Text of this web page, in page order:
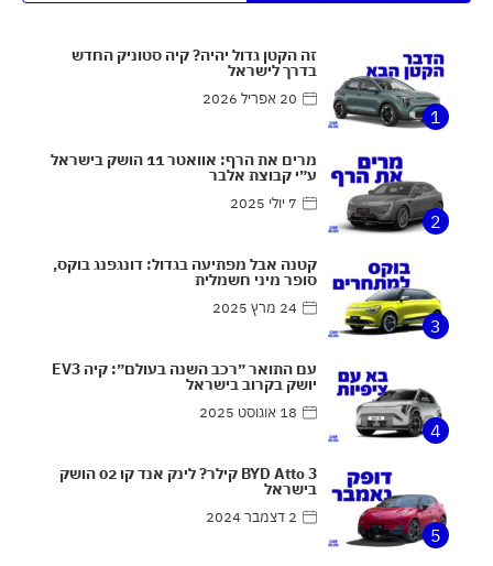
1
זה הקטן גדול יהיה? קיה סטוניק החדש
בדרך לישראל
20 אפריל 2026
2
מרים את הרף: אוואטר 11 הושק בישראל
ע״י קבוצת אלבר
7 יולי 2025
3
קטנה אבל מפתיעה בגדול: דונגפנג בוקס,
סופר מיני חשמלית
24 מרץ 2025
4
עם התואר ״רכב השנה בעולם״: קיה EV3
יושק בקרוב בישראל
18 אוגוסט 2025
5
BYD Atto 3 קילר? לינק אנד קו 02 הושק
בישראל
2 דצמבר 2024